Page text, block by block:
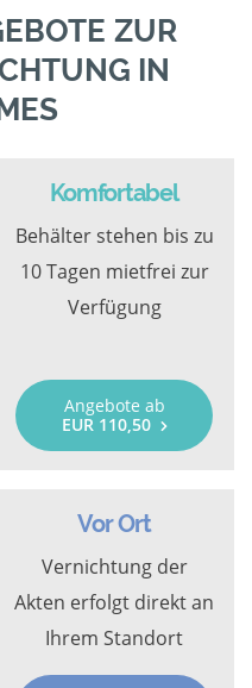
ZUR
IN
Komfortabel
Behälter stehen bis zu
10 Tagen mietfrei zur
Verfügung
Angebote ab
EUR 110,50
Vor Ort
Vernichtung der
Akten erfolgt direkt an
Ihrem Standort